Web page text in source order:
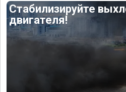
Стабилизируйте
двигателя!